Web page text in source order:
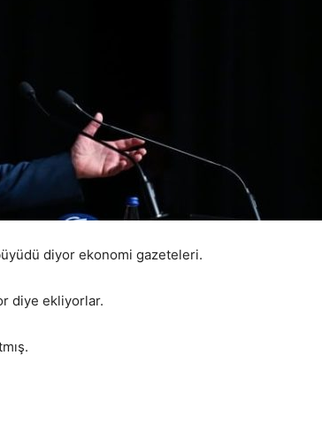
diyor ekonomi gazeteleri.
diye ekliyorlar.